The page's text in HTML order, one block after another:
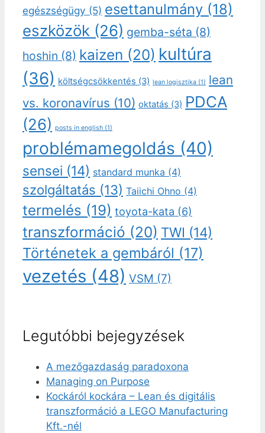
egészségügy (5) esettanulmány (18)
eszközök (26) gemba-séta (8)
hoshin (8) kaizen (20) kultúra
(36) költségcsökkentés (3) lean logisztika (1) lean
vs. koronavírus (10) oktatás (3) PDCA
(26) posts in english (1)
problémamegoldás (40)
sensei (14) standard munka (4)
szolgáltatás (13) Taiichi Ohno (4)
termelés (19) toyota-kata (6)
transzformáció (20) TWI (14)
Történetek a gembáról (17)
vezetés (48) VSM (7)
Legutóbbi bejegyzések
A mezőgazdaság paradoxona
Managing on Purpose
Kockáról kockára – Lean és digitális
transzformáció a LEGO Manufacturing
Kft.-nél